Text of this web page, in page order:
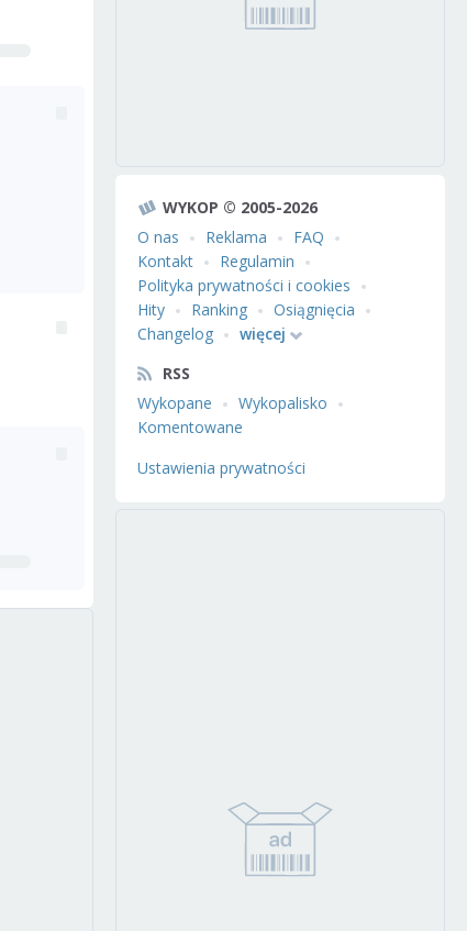
WYKOP © 2005-2026
O nas
Reklama
FAQ
Kontakt
Regulamin
Polityka prywatności i cookies
Hity
Ranking
Osiągnięcia
Changelog
więcej
RSS
Wykopane
Wykopalisko
Komentowane
Ustawienia prywatności